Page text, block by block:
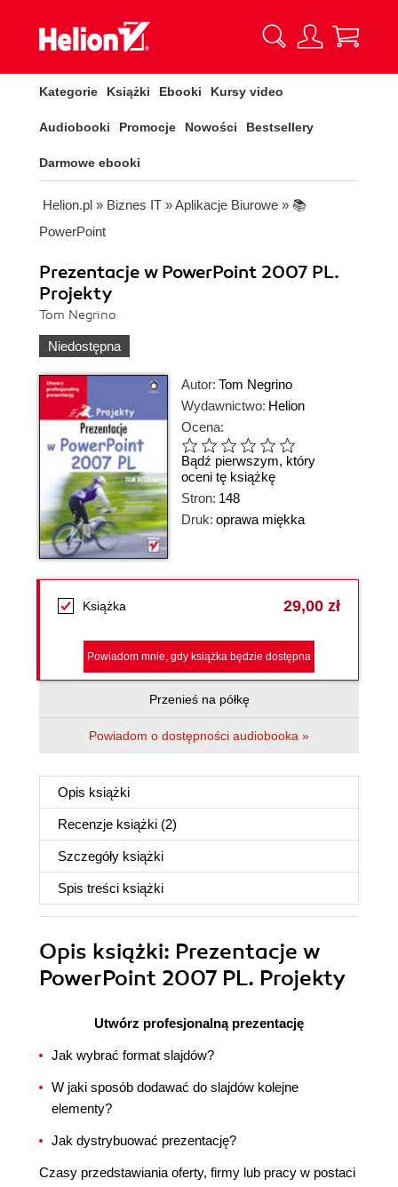
Kategorie Książki Ebooki Kursy video
Audiobooki Promocje Nowości Bestsellery
Darmowe ebooki
Helion.pl » Biznes IT »Aplikacje Biurowe » 📚
PowerPoint
Prezentacje w PowerPoint 2007 PL.
Projekty
Tom Negrino
Niedostępna
Autor: Tom Negrino
Wydawnictwo: Helion
Ocena:
Bądź pierwszym, który
oceni tę książkę
Stron: 148
Druk: oprawa miękka
Książka 29,00 zł
Powiadom mnie, gdy książka będzie dostępna
Przenieś na półkę
Powiadom o dostępności audiobooka »
Opis książki
Recenzje książki (2)
Szczegóły książki
Spis treści książki
Opis książki: Prezentacje w
PowerPoint 2007 PL. Projekty
Utwórz profesjonalną prezentację
Jak wybrać format slajdów?
W jaki sposób dodawać do slajdów kolejne
elementy?
Jak dystrybuować prezentację?
Czasy przedstawiania oferty, firmy lub pracy w postaci